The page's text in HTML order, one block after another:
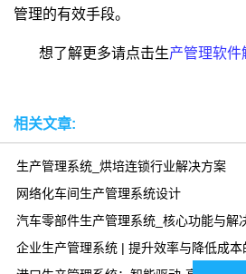
管理的有效手段。
想了解更多请点击生产管理软件
相关文章:
生产管理系统_烘培连锁行业解决方案
网络化车间生产管理系统设计
汽车零部件生产管理系统_核心功能与解
企业生产管理系统 | 提升效率与降低成本